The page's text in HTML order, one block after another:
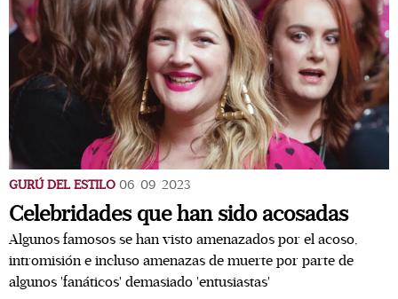
GURÚ DEL ESTILO 06/09/2023
Celebridades que han sido acosadas
Algunos famosos se han visto amenazados por el acoso,
intromisión e incluso amenazas de muerte por parte de
algunos 'fanáticos' demasiado 'entusiastas'